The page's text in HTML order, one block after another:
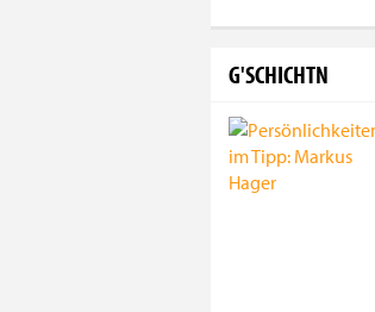
G'SCHICHTN